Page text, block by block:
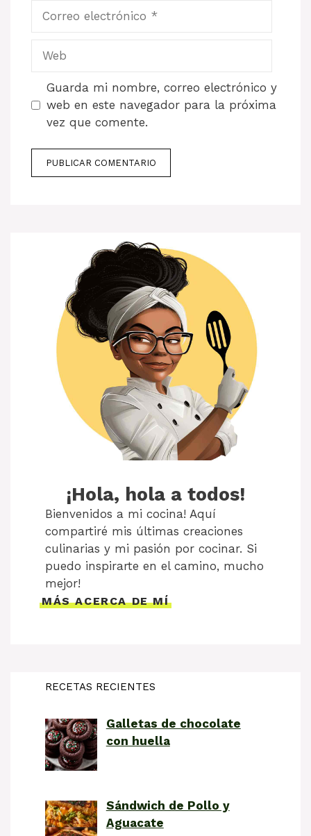
electrónico
Guarda mi nombre, correo electrónico y
web en este navegador para la próxima
vez que comente.
¡Hola, hola a todos!
Bienvenidos a mi cocina! Aquí
compartiré mis últimas creaciones
culinarias y mi pasión por cocinar. Si
puedo inspirarte en el camino, mucho
mejor!
MÁS ACERCA DE MÍ
RECETAS RECIENTES
Galletas de chocolate
con huella
Sándwich de Pollo y
Aguacate